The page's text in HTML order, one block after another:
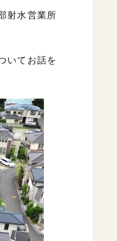
射水営業所
いてお話を